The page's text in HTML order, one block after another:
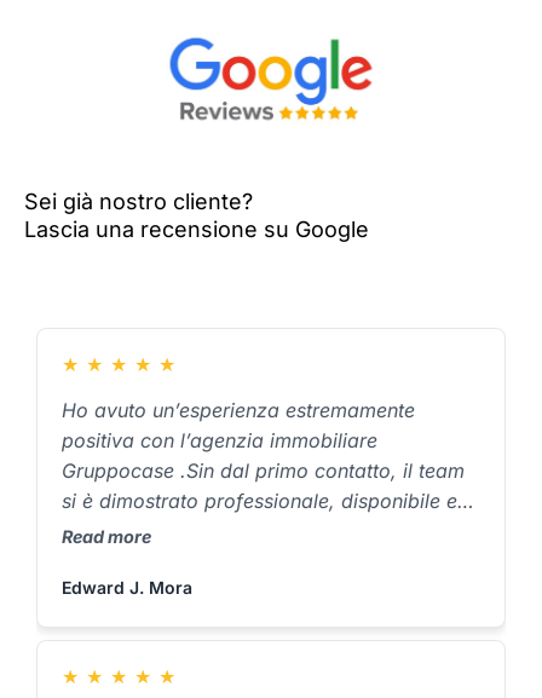
Sei già nostro cliente?
Lascia una recensione su Google
★ ★ ★ ★ ★
Ho avuto un’esperienza estremamente
positiva con l’agenzia immobiliare
Gruppocase .Sin dal primo contatto, il team
si è dimostrato professionale, disponibile e
sempre pronto a rispondere a ogni mia
dettaglio del personale mi hanno dato
fiducia e tranquillità durante tutto il processo
comprendere perfettamente le mie esigenze
Read more
Edward J. Mora
★ ★ ★ ★ ★